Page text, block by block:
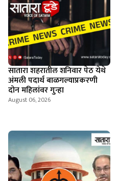
सातारा शहरातील शनिवार पेठ येथे
अंमली पदार्थ बाळगल्याप्रकरणी
दोन महिलांवर गुन्हा
August 06, 2026